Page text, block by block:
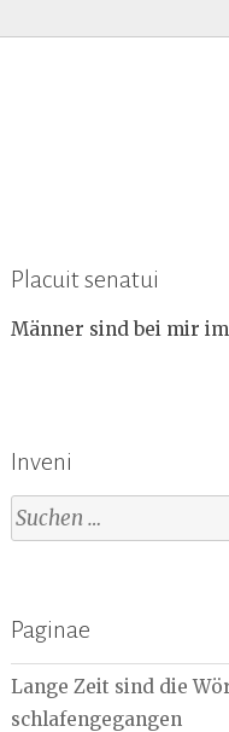
Placuit senatui
Männer sind bei mir
Inveni
Suchen
nach:
Paginae
Lange Zeit sind die
schlafengegangen